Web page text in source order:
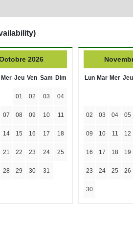
2026
Mer Jeu Ven Sam Dim
01 02 03 04
07 08 09 10 11
14 15 16 17 18
21 22 23 24 25
28 29 30 31
Lun Mar Mer Jeu
02 03 04 05
09 10 11 12
16 17 18 19
23 24 25 26
30